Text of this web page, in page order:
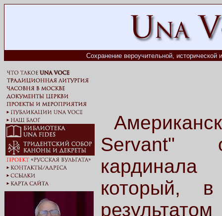
Сохранение вероучительной, исторической
Servant"
который, в